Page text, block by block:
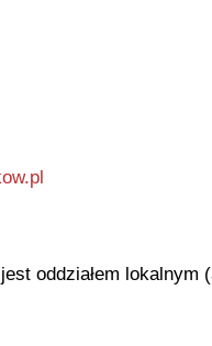
oddziałem lokalnym